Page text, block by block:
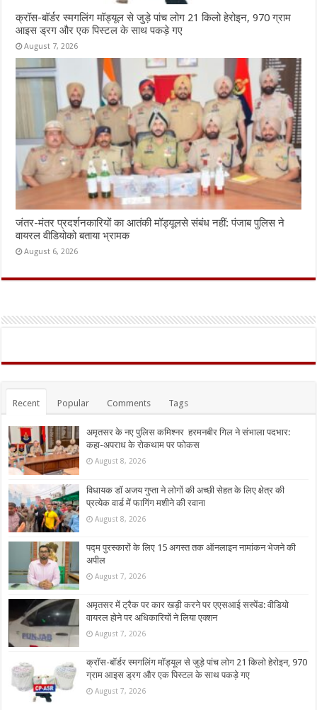
क्रॉस-बॉर्डर स्मगलिंग मॉड्यूल से जुड़े पांच लोग 21 किलो हेरोइन, 970 ग्राम
आइस ड्रग और एक पिस्टल के साथ पकड़े गए
August 7, 2026
जंतर-मंतर प्रदर्शनकारियों का आतंकी मॉड्यूलसे संबंध नहीं: पंजाब पुलिस ने
वायरल वीडियोको बताया भ्रामक
August 6, 2026
Recent Popular Comments Tags
अमृतसर के नए पुलिस कमिश्नर हरमनबीर गिल ने संभाला पदभार:
कहा-अपराध के रोकथाम पर फोकस
August 8, 2026
विधायक डॉ अजय गुप्ता ने लोगों की अच्छी सेहत के लिए क्षेत्र की
प्रत्येक वार्ड में फागिंग मशीने की रवाना
August 8, 2026
पद्म पुरस्कारों के लिए 15 अगस्त तक ऑनलाइन नामांकन भेजने की
अपील
August 7, 2026
अमृतसर में ट्रैक पर कार खड़ी करने पर एएसआई सस्पेंड: वीडियो
वायरल होने पर अधिकारियों ने लिया एक्शन
August 7, 2026
क्रॉस-बॉर्डर स्मगलिंग मॉड्यूल से जुड़े पांच लोग 21 किलो हेरोइन, 970
ग्राम आइस ड्रग और एक पिस्टल के साथ पकड़े गए
August 7, 2026